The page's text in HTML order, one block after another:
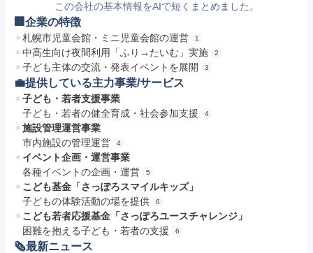
この会社の基本情報をAIで短くまとめました。
🏢企業の特徴
札幌市児童会館・ミニ児童会館の運営 1
中高生向け夜間利用「ふり→たいむ」実施 2
子ども主体の交流・発表イベントを展開 3
💼提供している主力事業/サービス
子ども・若者支援事業
子ども・若者の健全育成・社会参加支援
4
施設管理運営事業
市内施設の管理運営
4
イベント企画・運営事業
各種イベントの企画・運営
5
こども基金「さっぽろスマイルキッズ」
子どもの体験活動の場を提供
6
こども若者応援基金「さっぽろユースチャレンジ」
困難を抱える子ども・若者の支援
6
🗞最新ニュース